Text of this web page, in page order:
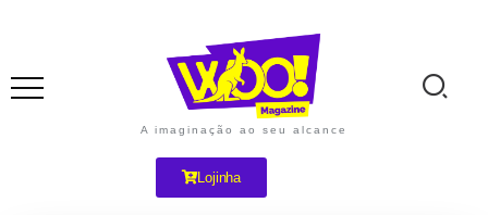
A imaginação ao seu alcance
Lojinha